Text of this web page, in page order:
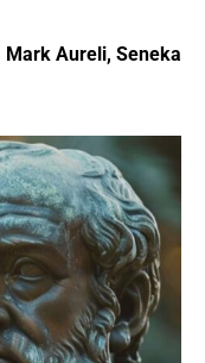
Aureli, Seneka